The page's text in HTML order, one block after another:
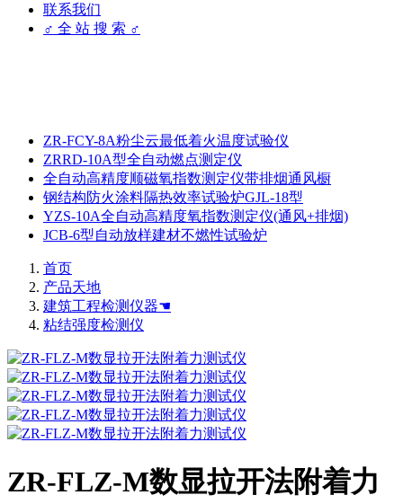
联系我们
♂ 全 站 搜 索 ♂
ZR-FCY-8A粉尘云最低着火温度试验仪
ZRRD-10A型全自动燃点测定仪
全自动高精度顺磁氧指数测定仪带排烟通风橱
钢结构防火涂料隔热效率试验炉GJL-18型
YZS-10A全自动高精度氧指数测定仪(通风+排烟)
JCB-6型自动放样建材不燃性试验炉
首页
产品天地
建筑工程检测仪器☚
粘结强度检测仪
ZR-FLZ-M数显拉开法附着力